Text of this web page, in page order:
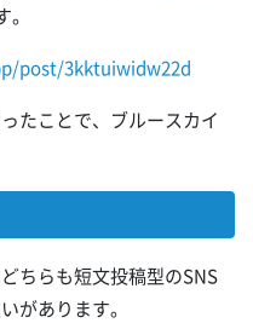
post/3kktuiwidw22d
たことで、ブルースカイ
ちらも短文投稿型のSNS
があります。